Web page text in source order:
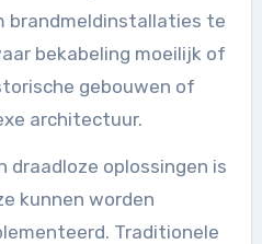
brandmeldinstallaties te
bekabeling moeilijk of
gebouwen of
architectuur.
draadloze oplossingen is
kunnen worden
Traditionele